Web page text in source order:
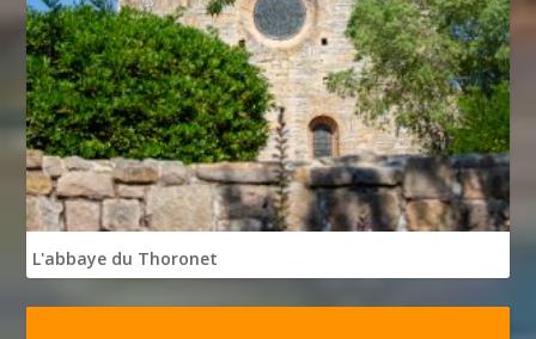
L'abbaye du Thoronet